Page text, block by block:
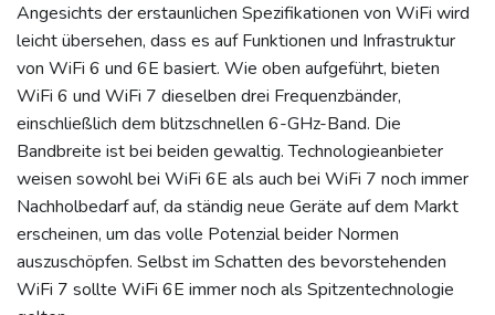
Angesichts der erstaunlichen Spezifikationen von WiFi wird
leicht übersehen, dass es auf Funktionen und Infrastruktur
von WiFi 6 und 6E basiert. Wie oben aufgeführt, bieten
WiFi 6 und WiFi 7 dieselben drei Frequenzbänder,
einschließlich dem blitzschnellen 6-GHz-Band. Die
Bandbreite ist bei beiden gewaltig. Technologieanbieter
weisen sowohl bei WiFi 6E als auch bei WiFi 7 noch immer
Nachholbedarf auf, da ständig neue Geräte auf dem Markt
erscheinen, um das volle Potenzial beider Normen
auszuschöpfen. Selbst im Schatten des bevorstehenden
WiFi 7 sollte WiFi 6E immer noch als Spitzentechnologie